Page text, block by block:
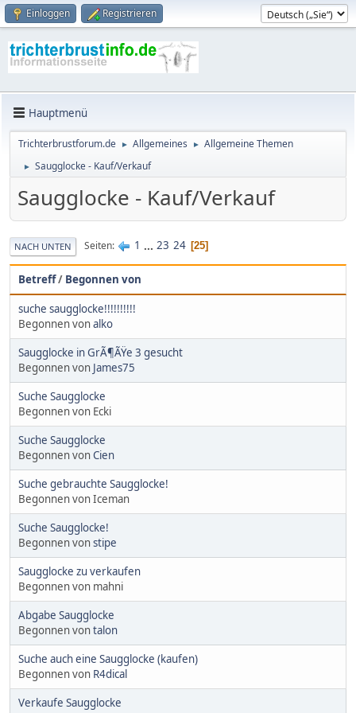
Einloggen Registrieren
Hauptmenü
Trichterbrustforum.de ► Allgemeines ► Allgemeine Themen
► Saugglocke - Kauf/Verkauf
Saugglocke - Kauf/Verkauf
NACH UNTEN Seiten 1 ... 23 24 25
Betreff/ Begonnen von
suche saugglocke!!!!!!!!!!
Begonnen vonalko
Saugglocke in GrÃ¶ÃŸe 3 gesucht
Begonnen von James75
Suche Saugglocke
Begonnen von Ecki
Suche Saugglocke
Begonnen vonCien
Suche gebrauchte Saugglocke!
Begonnen von Iceman
Suche Saugglocke!
Begonnen vonstipe
Saugglocke zu verkaufen
Begonnen von mahni
Abgabe Saugglocke
Begonnen vontalon
Suche auch eine Saugglocke (kaufen)
Begonnen von R4dical
Verkaufe Saugglocke